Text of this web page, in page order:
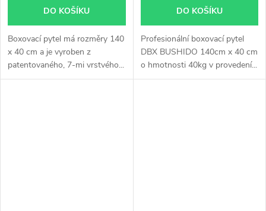
DO KOŠÍKU
Boxovací pytel má rozměry 140
x 40 cm a je vyroben z
patentovaného, 7-mi vrstvého...
DO KOŠÍKU
Profesionální boxovací pytel
DBX BUSHIDO 140cm x 40 cm
o hmotnosti 40kg v provedení...